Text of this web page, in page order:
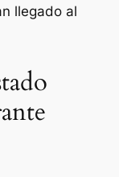
llegado al